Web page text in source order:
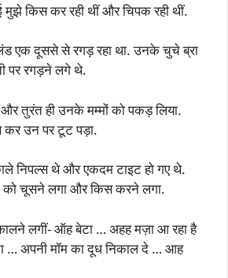
मुझे किस कर रही थीं और चिपक रही थीं.
एक दूससे से रगड़ रहा था. उनके चुचे ब्रा
पर रगड़ने लगे थे.
और तुरंत ही उनके मम्मों को पकड़ लिया.
कर उन पर टूट पड़ा.
निपल्स थे और एकदम टाइट हो गए थे.
को चूसने लगा और किस करने लगा.
लगीं- ऑह बेटा … अहह मज़ा आ रहा है
अपनी मॉम का दूध निकाल दे … आह